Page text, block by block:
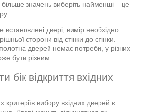
значень виберіть найменші – це
встановлені двері, вимір необхідно
сторони від стінки до стінки.
дверей немає потреби, у різних
бути різним.
бік відкриття вхідних
вибору вхідних дверей є